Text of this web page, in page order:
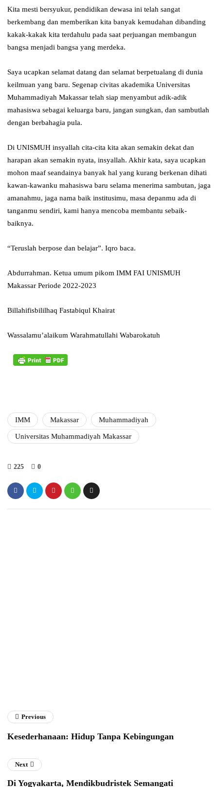
Kita mesti bersyukur, pendidikan dewasa ini telah sangat
berkembang dan memberikan kita banyak kemudahan dibanding
kakak-kakak kita terdahulu pada saat perjuangan membangun
bangsa menjadi bangsa yang merdeka.
Saya ucapkan selamat datang dan selamat berpetualang di dunia
keilmuan yang baru. Segenap civitas akademika Universitas
Muhammadiyah Makassar telah siap menyambut adik-adik
mahasiswa sebagai keluarga baru, jangan sungkan, dan sambutlah
dengan berbahagia pula.
Di UNISMUH insyallah cita-cita kita akan semakin dekat dan
harapan akan semakin nyata, insyallah. Akhir kata, saya ucapkan
mohon maaf seandainya banyak hal yang kurang berkenan dihati
kawan-kawanku mahasiswa baru selama menerima sambutan, jaga
amanahmu, jaga nama baik institusimu, masa depanmu ada di
tanganmu sendiri, kami hanya mencoba membantu sebaik-
baiknya.
“Teruslah berpose dan belajar”. Iqro baca.
Abdurrahman. Ketua umum pikom IMM FAI UNISMUH
Makassar Periode 2022-2023
Billahifisbililhaq Fastabiqul Khairat
Wassalamu’alaikum Warahmatullahi Wabarokatuh
IMM Makassar Muhammadiyah
Universitas Muhammadiyah Makassar
225 0
Previous
Kesederhanaan: Hidup Tanpa Kebingungan
Next
Di Yogyakarta, Mendikbudristek Semangati